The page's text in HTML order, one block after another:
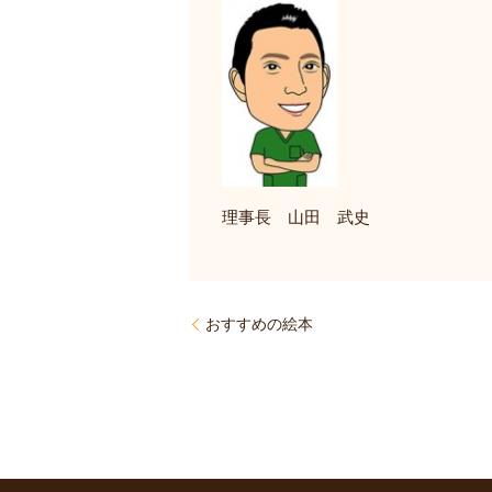
理事長 山田 武史
おすすめの絵本